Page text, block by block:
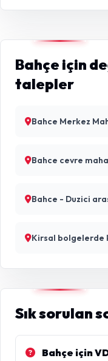
Bahçe için
talepler
Bahce Merkez
Bahce cevre
Bahce - Duzici
Kirsal bolgelerde
Sık sorulan
Bahçe için